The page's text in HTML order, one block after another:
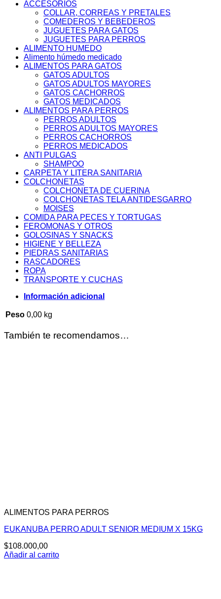
ACCESORIOS
COLLAR, CORREAS Y PRETALES
COMEDEROS Y BEBEDEROS
JUGUETES PARA GATOS
JUGUETES PARA PERROS
ALIMENTO HUMEDO
Alimento húmedo medicado
ALIMENTOS PARA GATOS
GATOS ADULTOS
GATOS ADULTOS MAYORES
GATOS CACHORROS
GATOS MEDICADOS
ALIMENTOS PARA PERROS
PERROS ADULTOS
PERROS ADULTOS MAYORES
PERROS CACHORROS
PERROS MEDICADOS
ANTI PULGAS
SHAMPOO
CARPETA Y LITERA SANITARIA
COLCHONETAS
COLCHONETA DE CUERINA
COLCHONETAS TELA ANTIDESGARRO
MOISES
COMIDA PARA PECES Y TORTUGAS
FEROMONAS Y OTROS
GOLOSINAS Y SNACKS
HIGIENE Y BELLEZA
PIEDRAS SANITARIAS
RASCADORES
ROPA
TRANSPORTE Y CUCHAS
Información adicional
Peso 0,00 kg
También te recomendamos…
ALIMENTOS PARA PERROS
EUKANUBA PERRO ADULT SENIOR MEDIUM X 15KG
$108.000,00
Añadir al carrito